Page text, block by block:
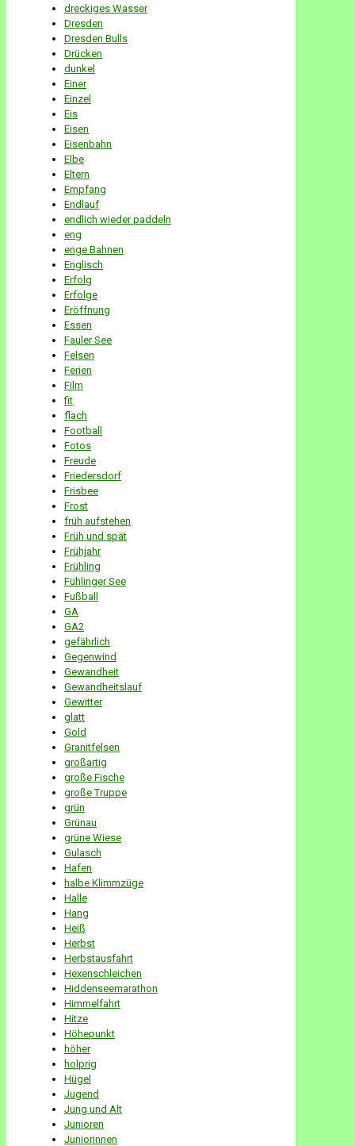
dreckiges Wasser
Dresden
Dresden Bulls
Drücken
dunkel
Einer
Einzel
Eis
Eisen
Eisenbahn
Elbe
Eltern
Empfang
Endlauf
endlich wieder paddeln
eng
enge Bahnen
Englisch
Erfolg
Erfolge
Eröffnung
Essen
Fauler See
Felsen
Ferien
Film
fit
flach
Football
Fotos
Freude
Friedersdorf
Frisbee
Frost
früh aufstehen
Früh und spät
Frühjahr
Frühling
Fühlinger See
Fußball
GA
GA2
gefährlich
Gegenwind
Gewandheit
Gewandheitslauf
Gewitter
glatt
Gold
Granitfelsen
großartig
große Fische
große Truppe
grün
Grünau
grüne Wiese
Gulasch
Hafen
halbe Klimmzüge
Halle
Hang
Heiß
Herbst
Herbstausfahrt
Hexenschleichen
Hiddenseemarathon
Himmelfahrt
Hitze
Höhepunkt
höher
holprig
Hügel
Jugend
Jung und Alt
Junioren
Juniorinnen